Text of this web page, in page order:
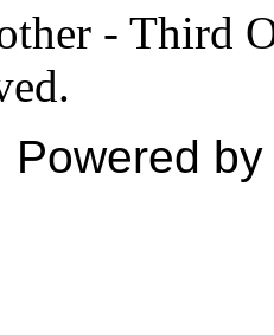
- Third
Powered